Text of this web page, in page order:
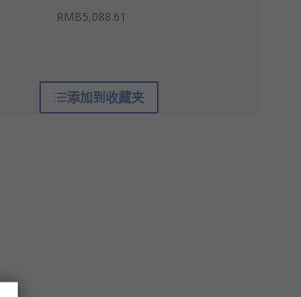
RMB5,088.61
添加到收藏夹